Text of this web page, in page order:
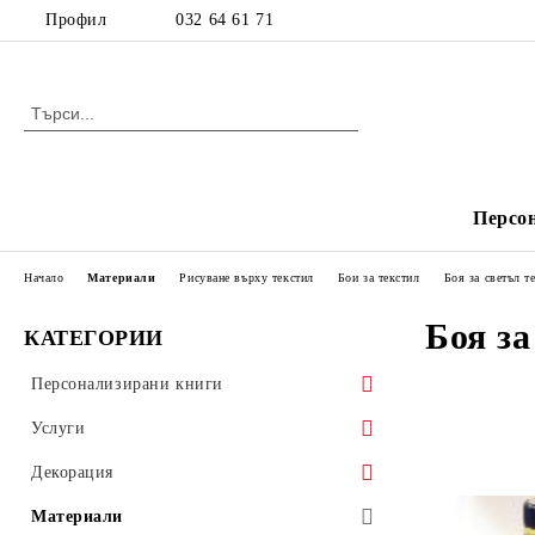
Профил 032 64 61 71
КАТЕГОРИИ
Персонализирани книги
Детски книжки
Издания с рецепти
Услуги
Печат
Фактури и химизирани документи
Декорация
Декорация за деца
Материали
Начало Материали Рисуване върху текстил Бои за текстил Боя за светъл
Боя